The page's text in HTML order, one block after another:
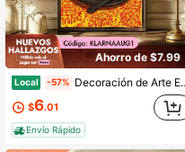
Ahorro de $7.99
Local -57% Decoración de Arte Estilo Retro, Impresión en Madera Enmarcada de 12x16 Pulgadas, Escena Divertida de Manga de Sopa Egusi de Comida Africana, Ideal para la Cocina, Gran Regalo para Amantes de la Comida.
$6.01
Envío Rápido